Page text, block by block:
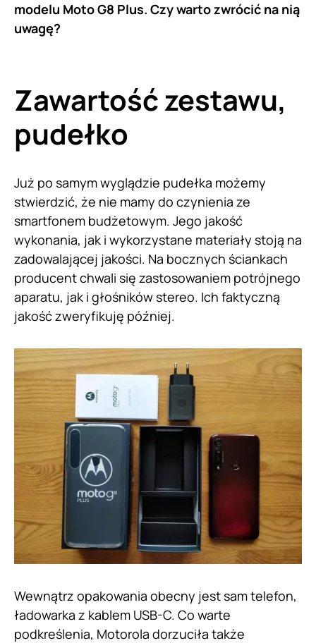
modelu Moto G8 Plus. Czy warto zwrócić na nią
uwagę?
Zawartość zestawu,
pudełko
Już po samym wyglądzie pudełka możemy
stwierdzić, że nie mamy do czynienia ze
smartfonem budżetowym. Jego jakość
wykonania, jak i wykorzystane materiały stoją na
zadowalającej jakości. Na bocznych ściankach
producent chwali się zastosowaniem potrójnego
aparatu, jak i głośników stereo. Ich faktyczną
jakość zweryfikuję później.
Wewnątrz opakowania obecny jest sam telefon,
ładowarka z kablem USB-C. Co warte
podkreślenia, Motorola dorzuciła także